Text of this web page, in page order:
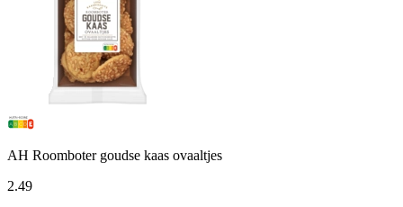
AH Roomboter goudse kaas ovaaltjes
2.49